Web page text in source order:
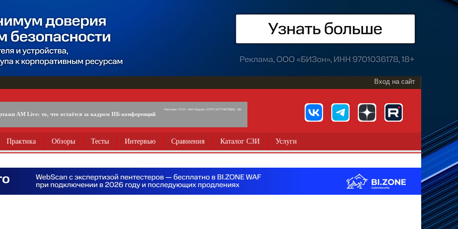
Вход на сайт
AM Live: то, что остаётся за кадром ИБ-конференций
Реклама. ООО «АМ Медиа» ОГРН 1077746725891, 18+
Практика Обзоры Тесты Интервью Сравнения Каталог СЗИ Услуги